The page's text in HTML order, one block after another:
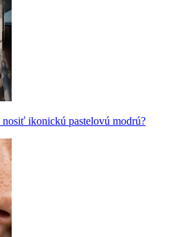
ikonickú pastelovú modrú?